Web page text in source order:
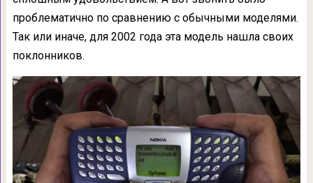
проблематично по сравнению с обычными моделями.
Так или иначе, для 2002 года эта модель нашла своих
поклонников.